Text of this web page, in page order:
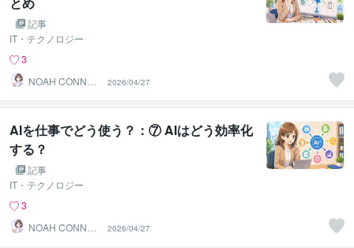
記事
IT・テクノロジー
3
NOAH CONNEC
2026/04/27
AIを仕事でどう使う？：⑦ AIはどう効率化
する？
記事
IT・テクノロジー
3
NOAH CONNEC
2026/04/27